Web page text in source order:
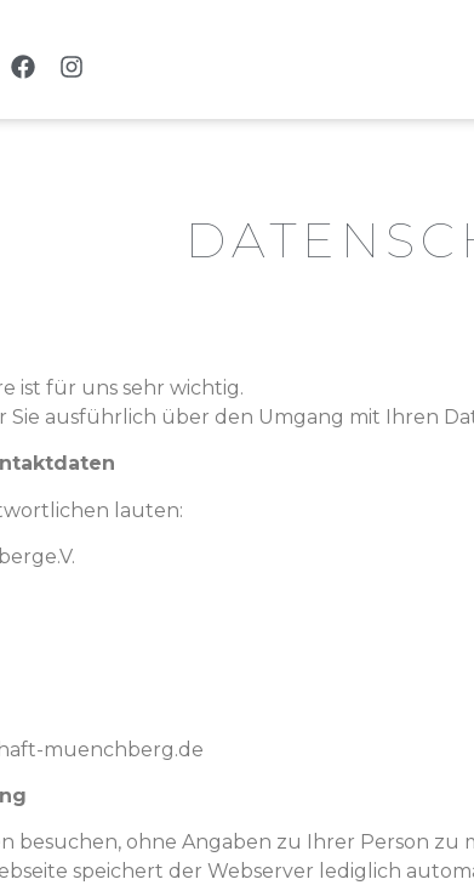
ist für uns sehr wichtig.
Sie ausführlich über den Umgang mit Ihren
lauten:
muenchberg.de
besuchen, ohne Angaben zu Ihrer Person zu
speichert der Webserver lediglich